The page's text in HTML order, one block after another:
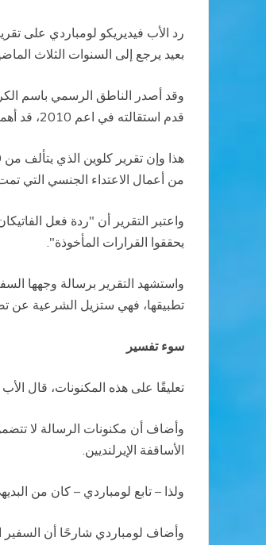
رد الأب فيديريكو لومباردي على
بعيد يرجع إلى السنوات الثلاث
وقد أصدر الناطق الرسمي باسم
قدم استقالته في اعم 2010، قد أهمل في عام 1996 توجيهات حماية الأطفال التي قدمها الأساقفة الإيرلنديون.
من أعمال الاعتداء الجنسي التي
واعتبر التقرير أن "ردة فعل
يحققوا القرارات المأخوذة".
تطبيقها، فهي ستزيل الشرعية عن
سوء تفسير
تعليقًا على هذه المكنونات، قال
وأضاف أن مكنونات الرسالة لا
الأساقفة الإيرلنديين.
ولذا – تابع لومباردي – كان من
وأضاف لومباردي شارحًا أن السفير